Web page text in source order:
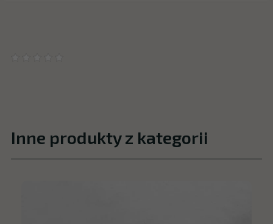
Inne produkty z kategorii